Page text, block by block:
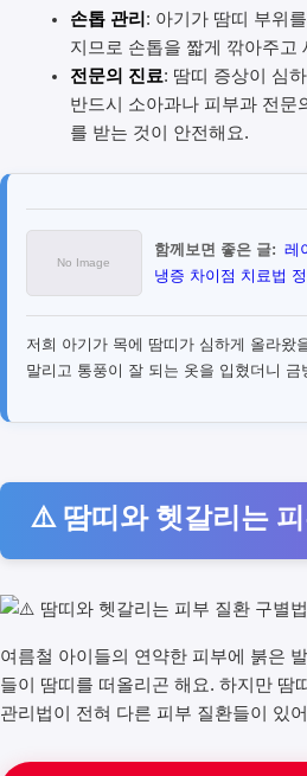
손톱 관리 : 아기가 땀띠 부위
지므로 손톱을 짧게 깎아주고
전문의 진료: 땀띠 증상이 심
반드시 소아과나 피부과 전문
를 받는 것이 안전해요.
함께보면 좋은 글: 레
냉증 차이점 치료법
저희 아기가 목에 땀띠가 심하게 올라왔
말리고 통풍이 잘 되는 옷을 입혔더니 금
⚠️ 땀띠와 헷갈리는
여름철 아이들의 연약한 피부에 붉은
들이 땀띠를 떠올리곤 해요. 하지만 땀
관리법이 전혀 다른 피부 질환들이 있